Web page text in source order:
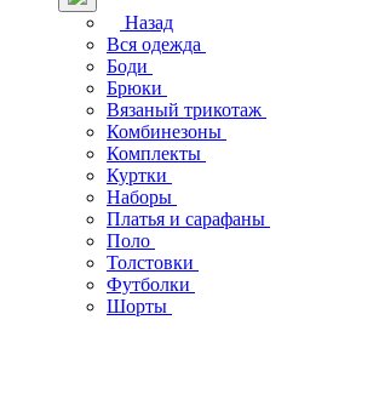
Назад
Вся одежда
Боди
Брюки
Вязаный трикотаж
Комбинезоны
Комплекты
Куртки
Наборы
Платья и сарафаны
Поло
Толстовки
Футболки
Шорты